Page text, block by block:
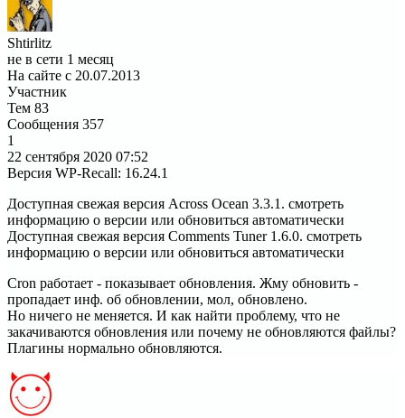
Shtirlitz
не в сети 1 месяц
На сайте с 20.07.2013
Участник
Тем 83
Сообщения 357
1
22 сентября 2020 07:52
Версия WP-Recall: 16.24.1
Доступная свежая версия Across Ocean 3.3.1. смотреть
информацию о версии или обновиться автоматически
Доступная свежая версия Comments Tuner 1.6.0. смотреть
информацию о версии или обновиться автоматически
Cron работает - показывает обновления. Жму обновить -
пропадает инф. об обновлении, мол, обновлено.
Но ничего не меняется. И как найти проблему, что не
закачиваются обновления или почему не обновляются файлы?
Плагины нормально обновляются.